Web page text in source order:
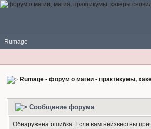
Rumage
Rumage - форум о магии - практикумы,
Сообщение форума
Обнаружена ошибка. Если вам неизвестны